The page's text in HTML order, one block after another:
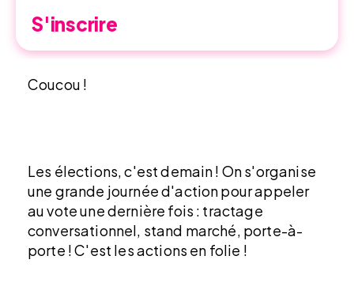
S'inscrire
Coucou !
Les élections, c'est demain ! On s'organise
une grande journée d'action pour appeler
au vote une dernière fois : tractage
conversationnel, stand marché, porte-à-
porte ! C'est les actions en folie !